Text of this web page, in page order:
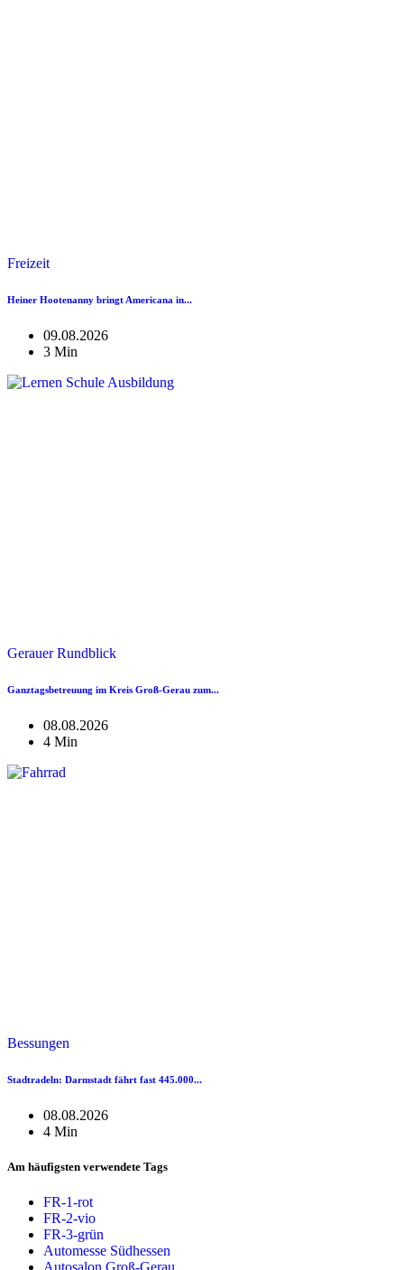
Freizeit
Heiner Hootenanny bringt Americana in...
09.08.2026
3 Min
Gerauer Rundblick
Ganztagsbetreuung im Kreis Groß-Gerau zum...
08.08.2026
4 Min
Bessungen
Stadtradeln: Darmstadt fährt fast 445.000...
08.08.2026
4 Min
Am häufigsten verwendete Tags
FR-1-rot
FR-2-vio
FR-3-grün
Automesse Südhessen